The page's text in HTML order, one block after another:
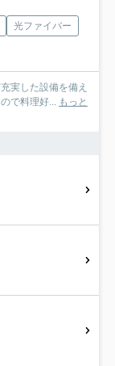
光ファイバー
実した設備を備え
で料理好...
もっと